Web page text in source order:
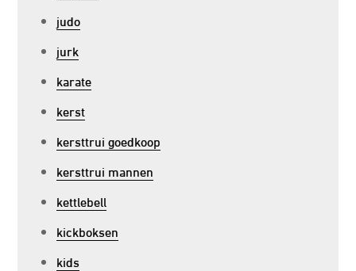
judo
jurk
karate
kerst
kersttrui goedkoop
kersttrui mannen
kettlebell
kickboksen
kids